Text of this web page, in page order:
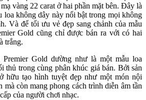
vàng 22 carat ở hai phần mặt bên. Đây là
loa không dây này nổi bật trong mọi không
Và để tối ưu vẻ đẹp sang chảnh của mẫu
Gold cũng chỉ được bán ra với có hai
trắng.
Premier Gold dường như là một mẫu loa
thủ trong cùng phân khúc giá bán. Bởi sản
hữu tạo hình tuyệt đẹp như một món nội
mà còn mang phong cách trình diễn âm tần
của người chơi nhạc.